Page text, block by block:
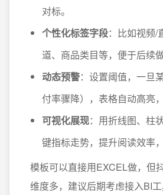
对标。
个性化标签字段：比如视频/
道、商品类目等，便于后续
动态预警：设置阈值，一旦
付率骤降），表格自动高亮
可视化展现：用折线图、柱
键指标走势，提升阅读效率
模板可以直接用EXCEL做，但
维度多，建议后期考虑接入BI